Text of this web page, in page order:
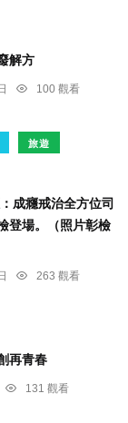
解方
100 觀看
旅遊
成癮戒治全方位司
登場。（照片彰檢
263 觀看
再青春
131 觀看